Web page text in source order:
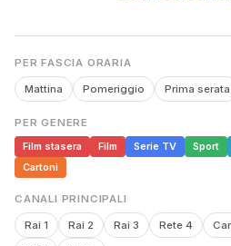
PER FASCIA ORARIA
Mattina Pomeriggio Prima serata
PER GENERE
Film stasera
Film Serie TV Sport
Cartoni
CANALI PRINCIPALI
Rai 1 Rai 2 Rai 3 Rete 4